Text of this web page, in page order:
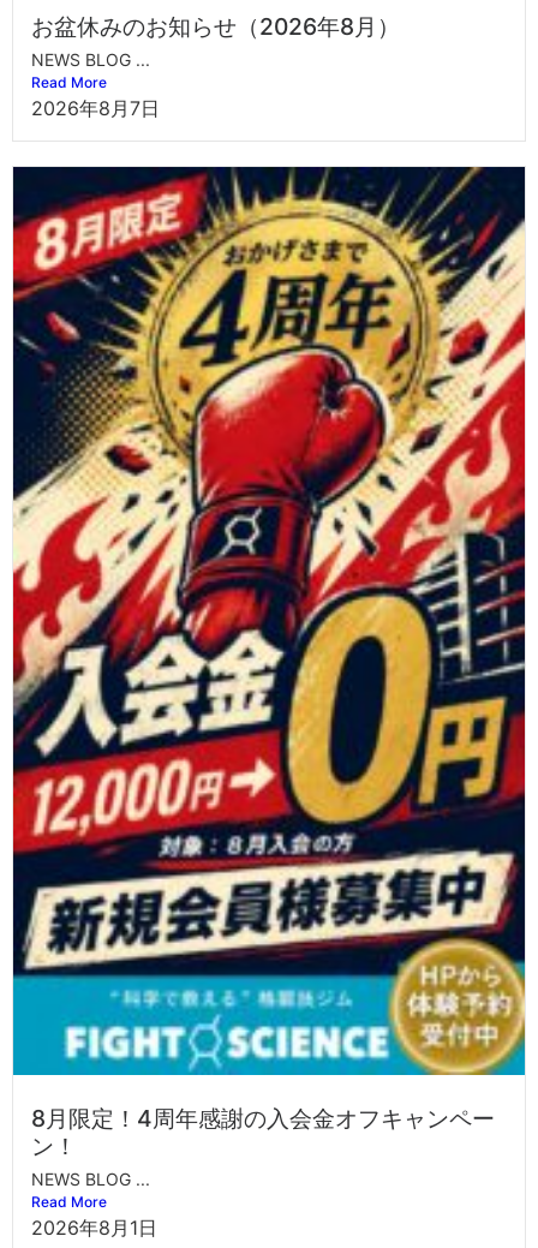
お盆休みのお知らせ（2026年8月）
NEWS BLOG ...
Read More
2026年8月7日
8月限定！4周年感謝の入会金オフキャンペー
ン！
NEWS BLOG ...
Read More
2026年8月1日